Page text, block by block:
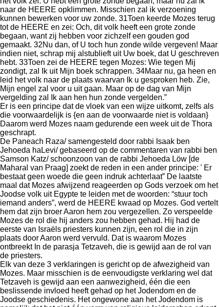
naar de HEERE opklimmen. Misschien zal ik verzoening
kunnen bewerken voor uw zonde. 31Toen keerde Mozes terug
tot de HEERE en zei: Och, dit volk heeft een grote zonde
begaan, want zij hebben voor zichzelf een gouden god
gemaakt. 32Nu dan, of U toch hun zonde wilde vergeven! Maar
indien niet, schrap mij alstublieft uit Uw boek, dat U geschreven
hebt. 33Toen zei de HEERE tegen Mozes: Wie tegen Mij
zondigt, zal Ik uit Mijn boek schrappen. 34Maar nu, ga heen en
leid het volk naar de plaats waarvan Ik u gesproken heb. Zie,
Mijn engel zal voor u uit gaan. Maar op de dag van Mijn
vergelding zal Ik aan hen hun zonde vergelden.”
Er is een principe dat de vloek van een wijze uitkomt, zelfs als
die voorwaardelijk is {en aan de voorwaarde niet is voldaan}
Daarom werd Mozes naam gedurende een week uit de Thora
geschrapt.
De Paneach Raza/ samengesteld door rabbi Isaak ben
Jehoeda haLevi/ gebaseerd op de commentaren van rabbi ben
Samson Katz/ schoonzoon van de rabbi Jehoeda Löw [de
Maharal van Praag] zoekt de reden in een ander principe: ' Er
bestaat geen woede die geen indruk achterlaat” De laatste
maal dat Mozes afwijzend reageerden op Gods verzoek om het
Joodse volk uit Egypte te leiden met de woorden: “stuur toch
iemand anders”, werd de HEERE kwaad op Mozes. God vertelt
hem dat zijn broer Aaron hem zou vergezellen. Zo verspeelde
Mozes de rol die hij anders zou hebben gehad. Hij had de
eerste van Israëls priesters kunnen zijn, een rol die in zijn
plaats door Aaron werd vervuld. Dat is waarom Mozes
ontbreekt In de parasja Tetzaveh, die is gewijd aan de rol van
de priesters.
Elk van deze 3 verklaringen is gericht op de afwezigheid van
Mozes. Maar misschien is de eenvoudigste verklaring wel dat
Tetzaveh is gewijd aan een aanwezigheid, één die een
beslissende invloed heeft gehad op het Jodendom en de
Joodse geschiedenis. Het ongewone aan het Jodendom is